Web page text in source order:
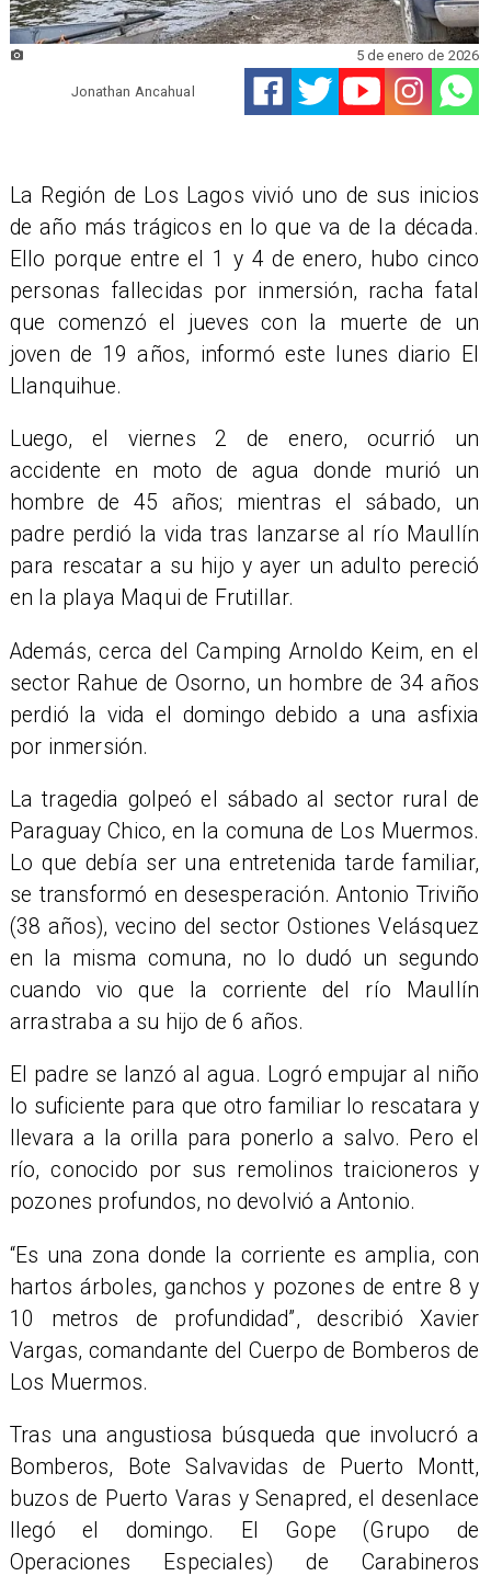
Jonathan Ancahual
5 de enero de 2026
La Región de Los Lagos vivió uno de sus inicios
de año más trágicos en lo que va de la década.
Ello porque entre el 1 y 4 de enero, hubo cinco
personas fallecidas por inmersión, racha fatal
que comenzó el jueves con la muerte de un
joven de 19 años, informó este lunes diario El
Llanquihue.
​Luego, el viernes 2 de enero, ocurrió un
accidente en moto de agua donde murió un
hombre de 45 años; mientras el sábado, un
padre perdió la vida tras lanzarse al río Maullín
para rescatar a su hijo y ayer un adulto pereció
en la playa Maqui de Frutillar.
Además, cerca del Camping Arnoldo Keim, en el
sector Rahue de Osorno, un hombre de 34 años
perdió la vida el domingo debido a una asfixia
por inmersión.
​La tragedia golpeó el sábado al sector rural de
Paraguay Chico, en la comuna de Los Muermos.
Lo que debía ser una entretenida tarde familiar,
se transformó en desesperación. Antonio Triviño
(38 años), vecino del sector Ostiones Velásquez
en la misma comuna, no lo dudó un segundo
cuando vio que la corriente del río Maullín
arrastraba a su hijo de 6 años.
El padre se lanzó al agua. Logró empujar al niño
lo suficiente para que otro familiar lo rescatara y
llevara a la orilla para ponerlo a salvo. Pero el
río, conocido por sus remolinos traicioneros y
pozones profundos, no devolvió a Antonio.
​“Es una zona donde la corriente es amplia, con
hartos árboles, ganchos y pozones de entre 8 y
10 metros de profundidad”, describió Xavier
Vargas, comandante del Cuerpo de Bomberos de
Los Muermos.
Tras una angustiosa búsqueda que involucró a
Bomberos, Bote Salvavidas de Puerto Montt,
buzos de Puerto Varas y Senapred, el desenlace
llegó el domingo. El Gope (Grupo de
Operaciones Especiales) de Carabineros